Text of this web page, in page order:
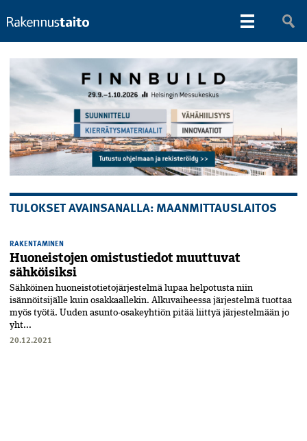
TULOKSET AVAINSANALLA: MAANMITTAUSLAITOS
RAKENTAMINEN
Huoneistojen omistustiedot muuttuvat
sähköisiksi
Sähköinen huoneistotieto­järjestelmä lupaa helpotusta niin
isännöitsijälle kuin osakkaallekin. Alkuvaiheessa järjestelmä tuottaa
myös työtä. Uuden asunto-osakeyhtiön pitää liittyä järjestelmään jo
yht...
20.12.2021